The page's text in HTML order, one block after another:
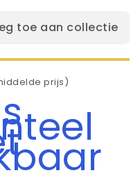
toe aan collectie
prijs)